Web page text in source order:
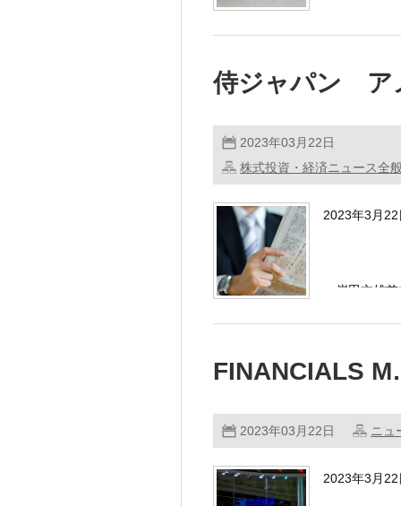
侍ジャパン ア
2023年03月22日
株式投資・経済ニュース全
2023年3月
・岸田文雄
FINANCIALS
2023年03月22日 ニュ
2023年3月